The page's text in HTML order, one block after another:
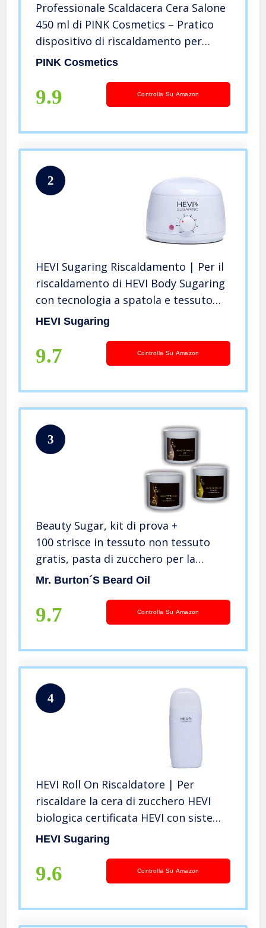
Professionale Scaldacera Cera Salone
450 ml di PINK Cosmetics – Pratico
dispositivo di riscaldamento per
tutte le cere depilatorie e paste di
depilazione
PINK Cosmetics
9.9 Controlla Su Amazon
2
HEVI Sugaring Riscaldamento | Per il
riscaldamento di HEVI Body Sugaring
con tecnologia a spatola e tessuto
non tessuto | depilazione delicata ed
tutto il corpo
HEVI Sugaring
9.7 Controlla Su Amazon
3
Beauty Sugar, kit di prova +
100 strisce in tessuto non tessuto
gratis, pasta di zucchero per la
depilazione, tutte e tre le paste da
parti intime, il viso e il corpo; provalo
ora
Mr. Burton´s Beard Oil
9.7 Controlla Su Amazon
4
HEVI Roll On Riscaldatore | Per
riscaldare la cera di zucchero HEVI
biologica certificata HEVI con sistema
Roll-On | Epilazione rapida e delicata
corpo più grandi
HEVI Sugaring
9.6 Controlla Su Amazon